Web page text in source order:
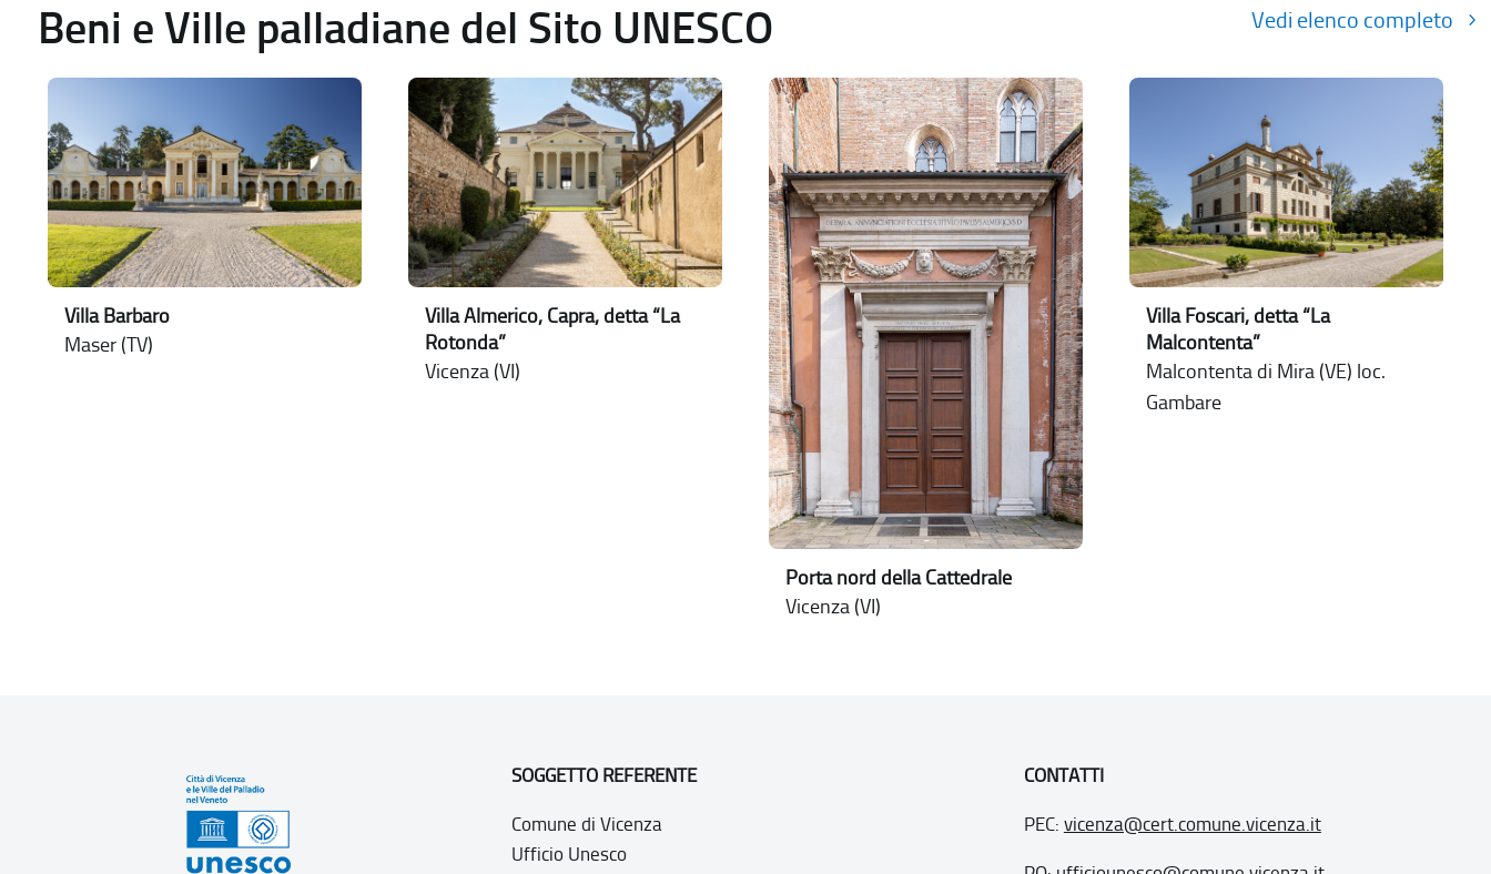
Beni e Ville palladiane del Sito UNESCO Vedi elenco completo
Villa Barbaro
Maser (TV)
Villa Almerico, Capra, detta “La
Rotonda”
Vicenza (VI)
Porta nord della Cattedrale
Vicenza (VI)
Villa Foscari, detta “La
Malcontenta”
Malcontenta di Mira (VE) loc.
Gambare
SOGGETTO REFERENTE
Comune di Vicenza
Ufficio Unesco
CONTATTI
PEC: vicenza@cert.comune.vicenza.it